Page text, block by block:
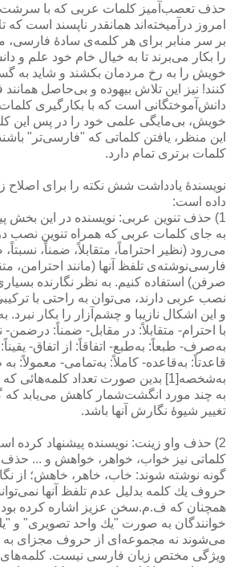
حذف تعصب‌آمیز كلمات عربی كه با سرشت
امروز درآمیخته‌اند همانقدر ناپسند است
بر سر منابر برای هر كلمه‌ی سادۀ فارسی،
را بكار می‌برند تا به خیال خام خود علم و
خویش را به رخ مردمان بكشند و شاید به
كنند! نیز این تلاش بیهوده و بی‌حاصل
دانش‌آموختگانی است كه با بكارگیری
خویش، بی‌مایگی علمی خود را در پس این
این منظر، یافتن كلماتی كه "فارسی‌تر"
كلمات برتری تمام دارد.
نویسندۀ یادداشت شش نكته را برای اصلاح
داده است:
1) حذف تنوین عربی: نویسنده در این بخش
به جای كلمات عربی كه همراه تنوین نصب
می‌رود (نظیر احتراماً، متقابلاً، ضمناً، نسبتاً،
فارسی‌نوشته‌ی تلفظ آنها (مانند احترامن،
صرفن) استفاده كنیم. به نظر نگارنده
نصب عربی دارند، می‌توان به راحتی با
و این اشكال نازیبا و چشم‌آزار را بكار نبرد.
با احترام- متقابلاً: در مقابل- ضمناً:
به‌صرف- طبعاً: به‌طبع- اتفاقاً: از اتفاق-
قاعدتاً: به‌قاعده- كاملاً: به‌تمامی-
به‌شخصه[1] بدین صورت تعداد
به چند مورد انگشت‌شمار كاهش می‌یابد كه
تغییر شیوۀ نگارش آنها باشد.
2) حذف واو زینت: نویسنده پیشنهاد كرده
كلماتی نیز خواب، خواهر، خواهش و ...
گونه نوشته شوند: خاب، خاهر، خاهش؛ از
حروف یك كلمه بدلیل عدم تلفظ آنها
همچنان كه ف.م.سخن عزیز اشاره كرده بود
خوانندگان به صورت "یك واحد تصویری" و
می‌شوند نه مجموعه‌ای از حروف مجزای به
ویژگی مختص زبان فارسی نیست. كلمه‌های